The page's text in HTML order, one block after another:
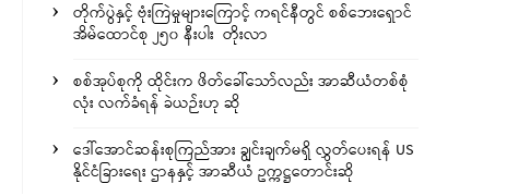
တိုက်ပွဲနှင့် ဗုံးကြဲမှုများကြောင့် ကရင်နီတွင် စစ်ဘေးရှောင်
အိမ်ထောင်စု ၂၅၀ နီးပါး တိုးလာ
စစ်အုပ်စုကို ထိုင်းက ဖိတ်ခေါ်သော်လည်း အာဆီယံတစ်စုံ
လုံး လက်ခံရန် ခဲယဉ်းဟု ဆို
ဒေါ်အောင်ဆန်းစုကြည်အား ချွင်းချက်မရှိ လွှတ်ပေးရန် US
နိုင်ငံခြားရေး ဌာနနှင့် အာဆီယံ ဥက္ကဋ္ဌတောင်းဆို